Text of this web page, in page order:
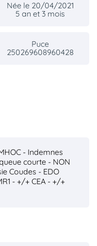
Née le 20/04/2021
5 an et 3 mois
Puce
250269608960428
- Indemnes
courte - NON
Coudes - EDO
- +/+ CEA - +/+